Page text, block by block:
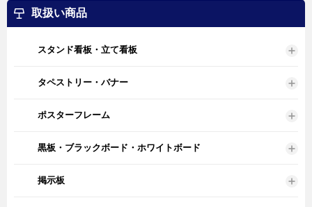
取扱い商品
スタンド看板・立て看板
タペストリー・バナー
ポスターフレーム
黒板・ブラックボード・ホワイトボード
掲示板